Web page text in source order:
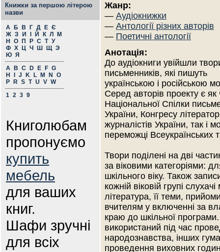
Книжки за першою літерою
назви
А Б В Г Д Е Є
Ж З И Й К Л
М
Н
О П Р С Т У
Ф Х Ц Ч Ш Щ Э
Ю Я
A
B C D E F G
H
J K L M N
O
P
R S T U V W
1 2 3 9
Книголюбам
пропонуємо
купить
мебель
для ваших
книг.
Шафи зручні
для всіх
Жанр:
— Аудіокнижки
— Антології різних авторів
— Поетичні антології
Анотація:
До аудіокниги увійшли
письменників, які пишуть
українською і російською
Серед авторів проекту є як
Національної Спілки
України, Конгресу
журналістів України, так і
переможці Всеукраїнських
Твори поділені на дві
за віковими категоріями:
шкільного віку. Також
кожній віковій групі
література, її теми,
вчителям у включенні за
краю до шкільної
використаний під час
народознавства, інших
проведення виховних